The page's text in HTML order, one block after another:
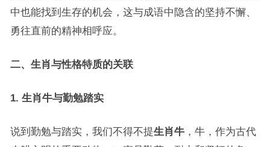
中也能找到生存的机会，这与成语中隐含的坚持不懈、
勇往直前的精神相呼应。
二、生肖与性格特质的关联
1. 生肖牛与勤勉踏实
说到勤勉与踏实，我们不得不提生肖牛，牛，作为古代